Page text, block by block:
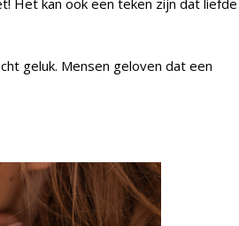
Het kan ook een teken zijn dat liefde
geluk. Mensen geloven dat een